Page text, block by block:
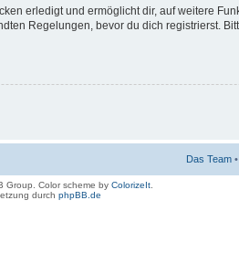
erledigt und ermöglicht dir, auf weitere
Regelungen, bevor du dich registrierst.
Das Team •
Group. Color scheme by ColorizeIt.
durch phpBB.de